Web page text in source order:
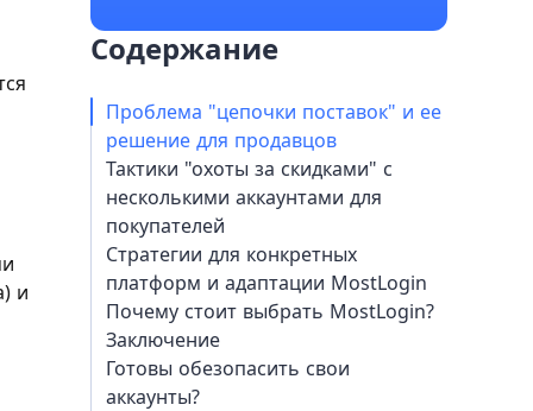
и
Содержание
Проблема "цепочки поставок" и ее
решение для продавцов
Тактики "охоты за скидками" с
несколькими аккаунтами для
покупателей
Стратегии для конкретных
платформ и адаптации MostLogin
Почему стоит выбрать MostLogin?
Заключение
Готовы обезопасить свои
аккаунты?